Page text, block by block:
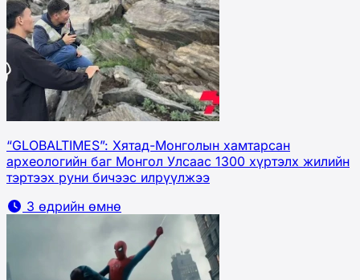
“GLOBALTIMES”: Хятад-Монголын хамтарсан
археологийн баг Монгол Улсаас 1300 хүртэлх жилийн
тэртээх руни бичээс илрүүлжээ
3 өдрийн өмнө